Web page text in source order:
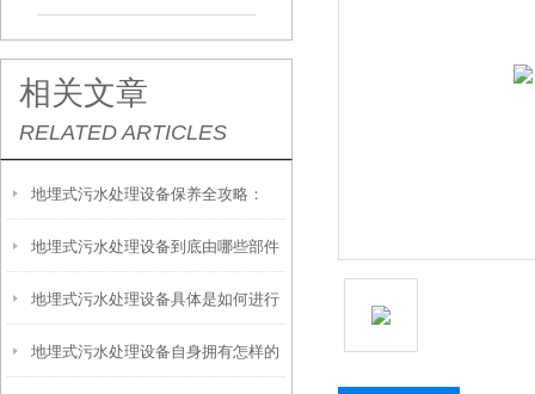
相关文章
RELATED ARTICLES
地埋式污水处理设备保养全攻略：
让“地下卫士”持续高效运转
地埋式污水处理设备到底由哪些部件
撑起？核心结构一文拆解
地埋式污水处理设备具体是如何进行
安装的呢？
地埋式污水处理设备自身拥有怎样的